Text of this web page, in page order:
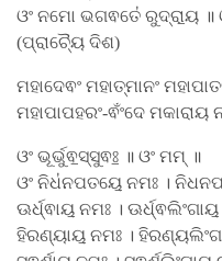
ଓଂ ନମୋ ଭଗଵତେ॑ ରୁଦ୍ରା॒ୟ ॥
(ପ୍ରାଚ୍ୟୈ ଦିଶ)
ମହାଦେଵଂ ମହାତ୍ମାନଂ
ମହାପାପହରଂ-ଵଂଁଦେ
ଓଂ ଭୂର୍ଭୁଵ॒ସ୍ସୁଵଃ॒ ॥ ଓଂ ମମ୍ ॥
ଓଂ ନିଧ॑ନପତୟେ॒ ନମଃ ।
ଊର୍ଧ୍ଵାୟ॒ ନମଃ । ଊର୍ଧ୍ଵଲିଂଗାୟ॒
ହିରଣ୍ୟାୟ॒ ନମଃ ।